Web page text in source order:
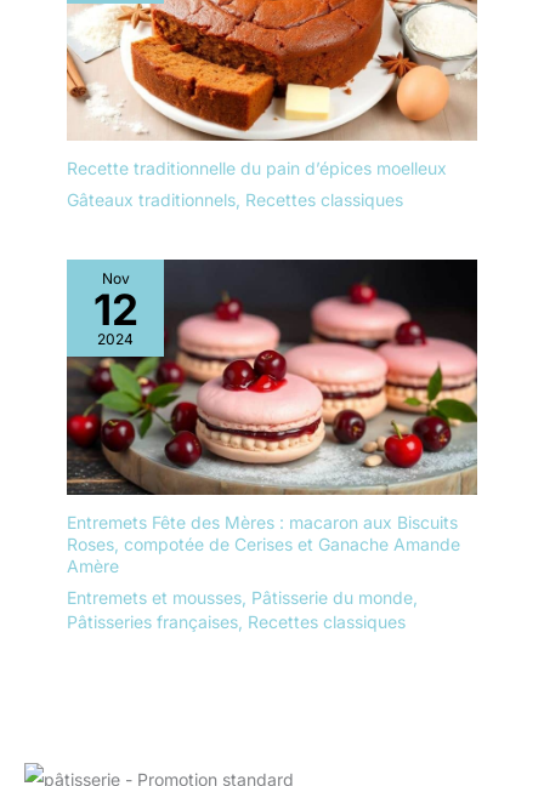
Recette traditionnelle du pain d’épices moelleux
Gâteaux traditionnels, Recettes classiques
Nov
12
2024
Entremets Fête des Mères : macaron aux Biscuits
Roses, compotée de Cerises et Ganache Amande
Amère
Entremets et mousses Pâtisserie du monde
Pâtisseries françaises Recettes classiques